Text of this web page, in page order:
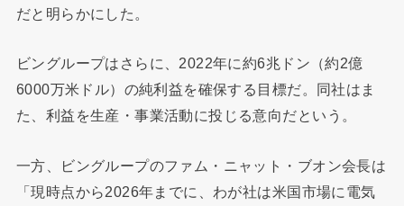
だと明らかにした。
ビングループはさらに、2022年に約6兆ドン（約2億
6000万米ドル）の純利益を確保する目標だ。同社はま
た、利益を生産・事業活動に投じる意向だという。
一方、ビングループのファム・ニャット・ブオン会長は
「現時点から2026年までに、わが社は米国市場に電気